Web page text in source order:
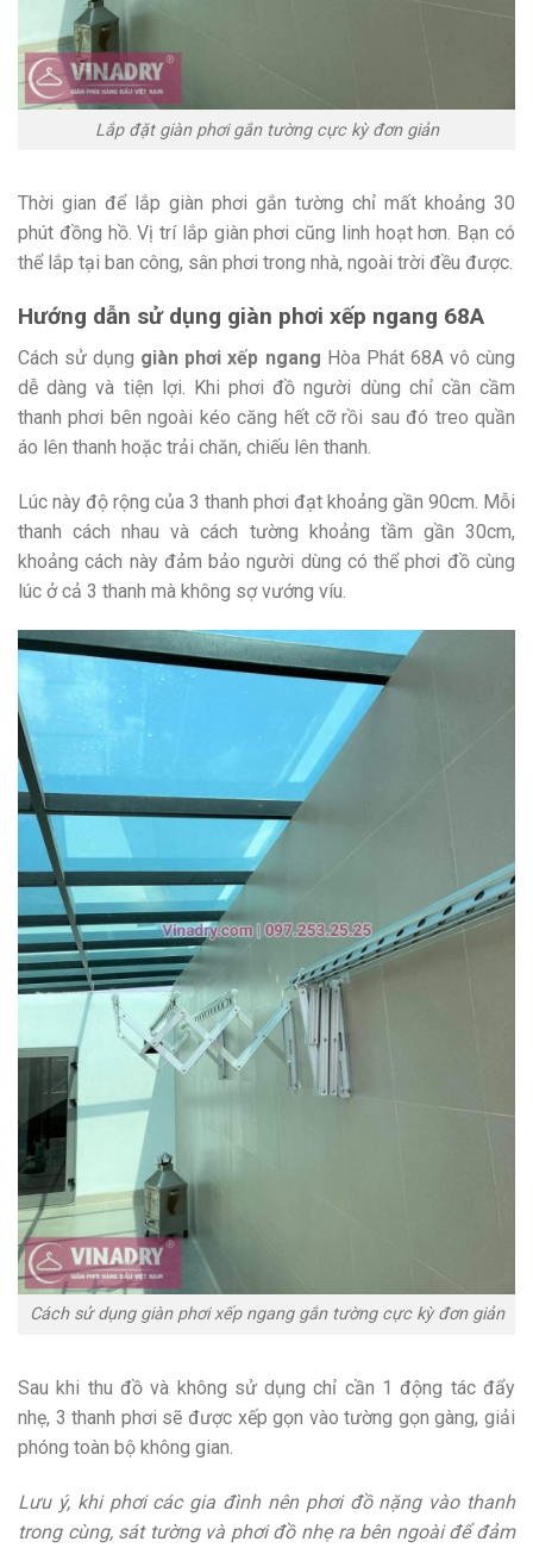
Lắp đặt giàn phơi gắn tường cực kỳ đơn giản
Thời gian để lắp giàn phơi gắn tường chỉ mất khoảng 30
phút đồng hồ. Vị trí lắp giàn phơi cũng linh hoạt hơn. Bạn có
thể lắp tại ban công, sân phơi trong nhà, ngoài trời đều được.
Hướng dẫn sử dụng giàn phơi xếp ngang 68A
Cách sử dụng giàn phơi xếp ngang Hòa Phát 68A vô cùng
dễ dàng và tiện lợi. Khi phơi đồ người dùng chỉ cần cầm
thanh phơi bên ngoài kéo căng hết cỡ rồi sau đó treo quần
áo lên thanh hoặc trải chăn, chiếu lên thanh.
Lúc này độ rộng của 3 thanh phơi đạt khoảng gần 90cm. Mỗi
thanh cách nhau và cách tường khoảng tầm gần 30cm,
khoảng cách này đảm bảo người dùng có thể phơi đồ cùng
lúc ở cả 3 thanh mà không sợ vướng víu.
Cách sử dụng giàn phơi xếp ngang gắn tường cực kỳ đơn giản
Sau khi thu đồ và không sử dụng chỉ cần 1 động tác đẩy
nhẹ, 3 thanh phơi sẽ được xếp gọn vào tường gọn gàng, giải
phóng toàn bộ không gian.
Lưu ý, khi phơi các gia đình nên phơi đồ nặng vào thanh
trong cùng, sát tường và phơi đồ nhẹ ra bên ngoài để đảm